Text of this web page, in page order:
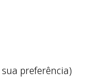
preferência)